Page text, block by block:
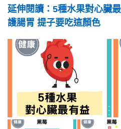
延伸閱讀：5種水果對心臟
護腸胃 提子要吃這顏色